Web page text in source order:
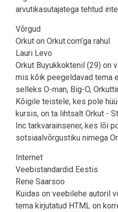
arvutikasutajatega tehtud
Võrgud
Orkut on Orkut.com’ga rahul
Lauri Levo
Orkut Buyukkoktenil (29) on
mis kõik peegeldavad tema
selleks O-man, Big-O,
Kõigile teistele, kes pole
kursis, on ta lihtsalt Orkut -
Inc tarkvarainsener, kes lõi
sotsiaalvõrgustiku nimega
Internet
Veebistandardid Eestis
Rene Saarsoo
Kuidas on veebilehe autoril
tema kirjutatud HTML on